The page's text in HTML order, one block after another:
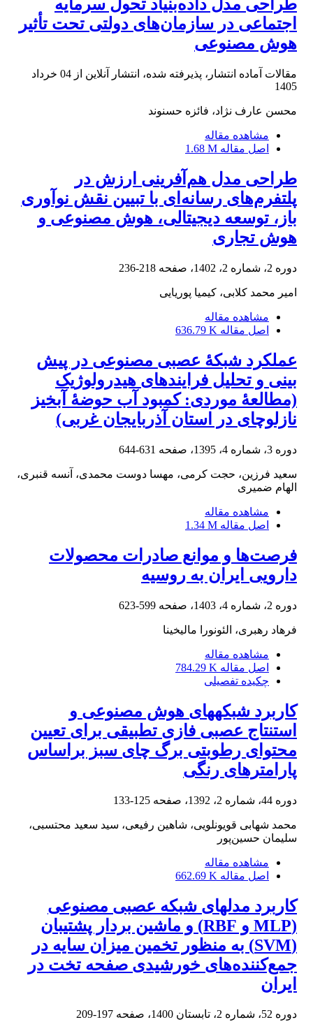
طراحی مدل داده‌بنیاد تحول سرمایه
اجتماعی در سازمان‌های دولتی تحت تأثیر
هوش مصنوعی
مقالات آماده انتشار، پذیرفته شده، انتشار آنلاین از
04 خرداد
1405
محسن عارف نژاد، فائزه حسنوند
مشاهده مقاله
اصل مقاله 1.68 M
طراحی مدل هم‌آفرینی ارزش در
پلتفرم‌های رسانه‌ای با تبیین نقش نوآوری
باز، توسعه دیجیتالی، هوش مصنوعی و
هوش تجاری
دوره 2، شماره 2، 1402، صفحه 218-236
امیر محمد کلابی، کیمیا پوریایی
مشاهده مقاله
اصل مقاله 636.79 K
عملکرد شبکۀ عصبی مصنوعی در پیش
‏بینی و تحلیل فرایندهای هیدرولوژیک
(مطالعۀ موردی: کمبود آب حوضۀ آبخیز
نازلوچای در استان آذربایجان غربی)
دوره 3، شماره 4، 1395، صفحه 631-644
سعید فرزین، حجت کرمی، مهسا دوست محمدی، آنسه قنبری،
الهام ضمیری
مشاهده مقاله
اصل مقاله 1.34 M
فرصت‌ها و موانع صادرات محصولات
دارویی ایران به روسیه
دوره 2، شماره 4، 1403، صفحه 599-623
فرهاد رهبری، الئونورا مالیخینا
مشاهده مقاله
اصل مقاله 784.29 K
چکیده تفصیلی
کاربرد شبکه‏های هوش مصنوعی و
استنتاج عصبی‌ فازی‌ تطبیقی برای تعیین
محتوای رطوبتی برگ چای سبز براساس
پارامترهای رنگی
دوره 44، شماره 2، 1392، صفحه 125-133
محمد شهابی قویونلویی، شاهین رفیعی، سید سعید محتسبی،
سلیمان حسین‌پور
مشاهده مقاله
اصل مقاله 662.69 K
کاربرد مدلهای شبکه عصبی مصنوعی
(MLP و RBF) و ماشین بردار پشتیبان
(SVM) به منظور تخمین میزان سایه در
جمع‌کننده‌های خورشیدی صفحه تخت در
ایران
دوره 52، شماره 2، تابستان 1400، صفحه 197-209